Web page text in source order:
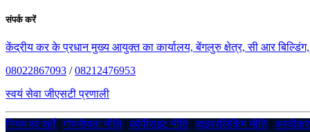
संपर्क करें
केंद्रीय कर के प्रधान मुख्य आयुक्त का कार्यालय, बेंगलुरु क्षेत्र, सी आर
08022867093 /08212476953
स्वयं सेवा जीएसटी प्रणाली
नियम एवं शर्तें|गोपनीयता नीति|कॉपीराइट नीति|हाइपरलिंकिंग नीति|